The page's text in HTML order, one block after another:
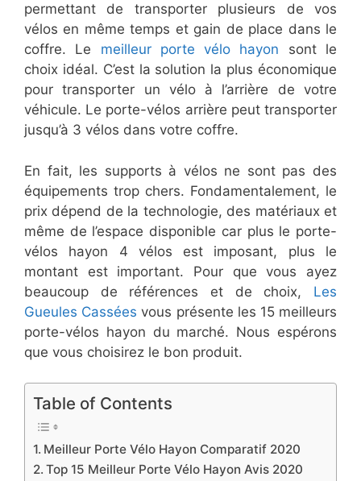
permettant de transporter plusieurs de vos
vélos en même temps et gain de place dans le
coffre. Le meilleur porte vélo hayon sont le
choix idéal. C’est la solution la plus économique
pour transporter un vélo à l’arrière de votre
véhicule. Le porte-vélos arrière peut transporter
jusqu’à 3 vélos dans votre coffre.
En fait, les supports à vélos ne sont pas des
équipements trop chers. Fondamentalement, le
prix dépend de la technologie, des matériaux et
même de l’espace disponible car plus le porte-
vélos hayon 4 vélos est imposant, plus le
montant est important. Pour que vous ayez
beaucoup de références et de choix, Les
Gueules Cassées vous présente les 15 meilleurs
porte-vélos hayon du marché. Nous espérons
que vous choisirez le bon produit.
Table of Contents
Meilleur Porte Vélo Hayon Comparatif 2020
Top 15 Meilleur Porte Vélo Hayon Avis 2020